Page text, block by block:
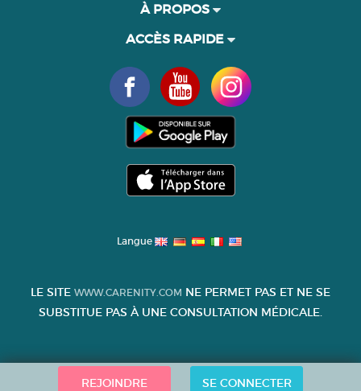
REJOINDRE SE CONNECTER
À PROPOS
ACCÈS RAPIDE
Langue
LE SITE WWW.CARENITY.COM NE PERMET PAS ET NE SE
SUBSTITUE PAS À UNE CONSULTATION MÉDICALE.